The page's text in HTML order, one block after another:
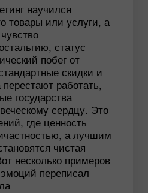
научился
товары или услуги, а
статус
побег от
скидки и
работать,
государства
сердцу. Это
где ценность
а лучшим
чистая
несколько примеров
эмоций переписал